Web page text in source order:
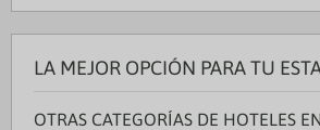
LA MEJOR OPCIÓN PARA TU
OTRAS CATEGORÍAS DE HOTELES